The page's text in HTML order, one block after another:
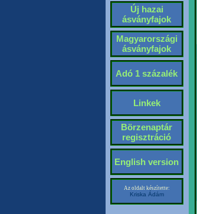
Új hazai
ásványfajok
Magyarországi
ásványfajok
Adó 1 százalék
Linkek
Börzenaptár
regisztráció
English version
Az oldalt készítette:
Kriska Ádám